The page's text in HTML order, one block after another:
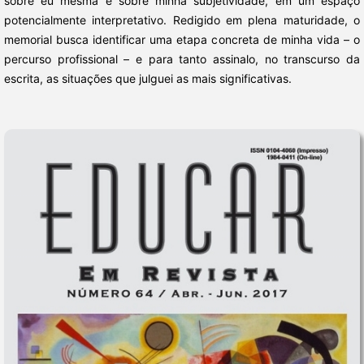
potencialmente interpretativo. Redigido em plena maturidade, o
memorial busca identificar uma etapa concreta de minha vida – o
percurso profissional – e para tanto assinalo, no transcurso da
escrita, as situações que julguei as mais significativas.